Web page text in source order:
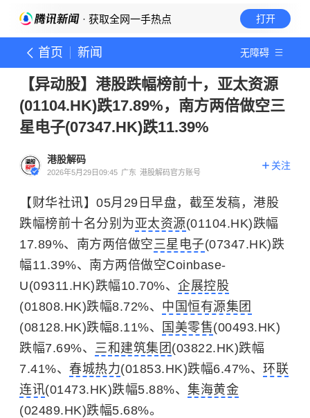
· 获取全网一手热点 打开
首页 新闻 无障碍
【异动股】港股跌幅榜前十，亚太资源
(01104.HK)跌17.89%，南方两倍做空三
星电子(07347.HK)跌11.39%
港股解码
2026年5月29日09:45 广东 港股解码官方账号
关注
【财华社讯】05月29日早盘，截至发稿，港股
跌幅榜前十名分别为亚太资源(01104.HK)跌幅
17.89%、南方两倍做空三星电子(07347.HK)跌
幅11.39%、南方两倍做空Coinbase-
U(09311.HK)跌幅10.70%、 企展控股
(01808.HK)跌幅8.72%、 中国恒有源集团
(08128.HK)跌幅8.11%、
国美零售(00493.HK)
跌幅7.69%、 三和建筑集团 (03822.HK)跌幅
7.41%、 春城热力(01853.HK)跌幅6.47%、 环联
连讯(01473.HK)跌幅5.88%、 集海黄金
(02489.HK)跌幅5.68%。